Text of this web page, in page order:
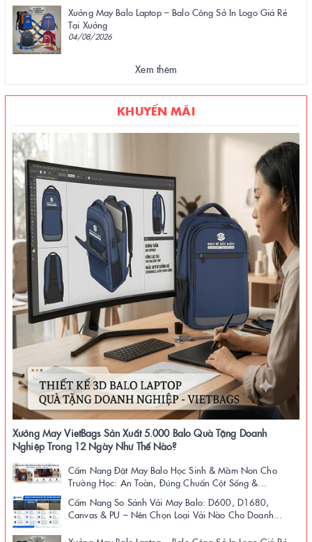
Xưởng May Balo Laptop – Balo Công Sở In Logo Giá Rẻ
Tại Xưởng
04/08/2026
Xem thêm
KHUYẾN MÃI
Xưởng May VietBags Sản Xuất 5.000 Balo Quà Tặng Doanh
Nghiệp Trong 12 Ngày Như Thế Nào?
Cẩm Nang Đặt May Balo Học Sinh & Mầm Non Cho
Trường Học: An Toàn, Đúng Chuẩn Cột Sống &...
Cẩm Nang So Sánh Vải May Balo: D600, D1680,
Canvas & PU – Nên Chọn Loại Vải Nào Cho Doanh...